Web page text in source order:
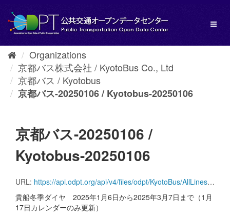
content
Organizations
京都バス株式会社 / KyotoBus Co., Ltd
京都バス / Kyotobus
京都バス-20250106 / Kyotobus-20250106
京都バス-20250106 /
Kyotobus-20250106
URL: https://api.odpt.org/api/v4/files/odpt/KyotoBus/AllLinesAnotherversion.zip?date=20250106&acl:consumerKey=[アクセストークン/YOUR_ACCESS_TOKEN]
貴船冬季ダイヤ 2025年1月6日から2025年3月7日まで（1月
17日カレンダーのみ更新）